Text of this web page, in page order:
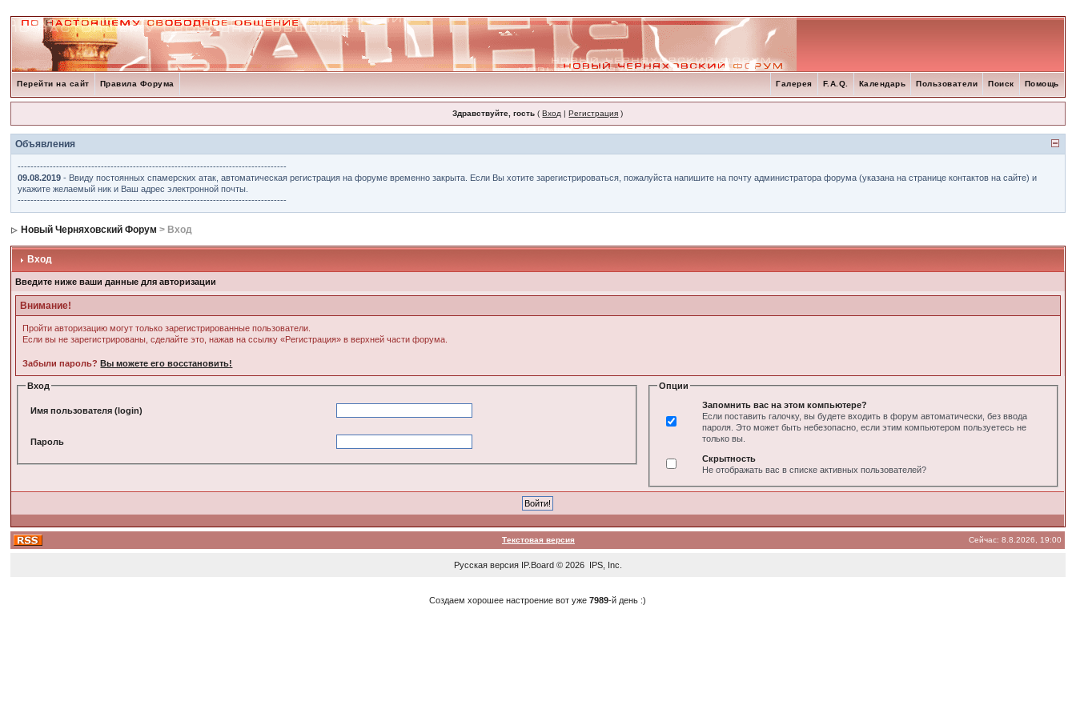
Перейти на сайт Правила Форума Помощь
Поиск
Пользователи
Календарь
F.A.Q.
Галерея
Здравствуйте, гость (Вход |Регистрация )
Объявления
------------------------------------------------------------------------------------
09.08.2019 - Ввиду постоянных спамерских атак, автоматическая регистрация на форуме временно закрыта. Если Вы хотите зарегистрироваться, пожалуйста напишите на почту администратора форума (указана на странице контактов на сайте) и
укажите желаемый ник и Ваш адрес электронной почты.
------------------------------------------------------------------------------------
Новый Черняховский Форум > Вход
Вход
Введите ниже ваши данные для авторизации
Внимание!
Пройти авторизацию могут только зарегистрированные пользователи.
Если вы не зарегистрированы, сделайте это, нажав на ссылку «Регистрация» в верхней части форума.
Забыли пароль?Вы можете его восстановить!
Вход
Имя пользователя (login)
Пароль
Опции
Запомнить вас на этом компьютере?
Если поставить галочку, вы будете входить в форум автоматически, без ввода
пароля. Это может быть небезопасно, если этим компьютером пользуетесь не
только вы.
Скрытность
Не отображать вас в списке активных пользователей?
Текстовая версия Сейчас: 8.8.2026, 19:00
Русская версия IP.Board© 2026 IPS, Inc
Создаем хорошее настроение вот уже7989-й день :)